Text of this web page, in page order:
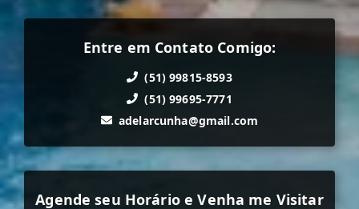
Entre em Contato Comigo:
(51) 99815-8593
(51) 99695-7771
adelarcunha@gmail.com
Agende seu Horário e Venha me Visitar